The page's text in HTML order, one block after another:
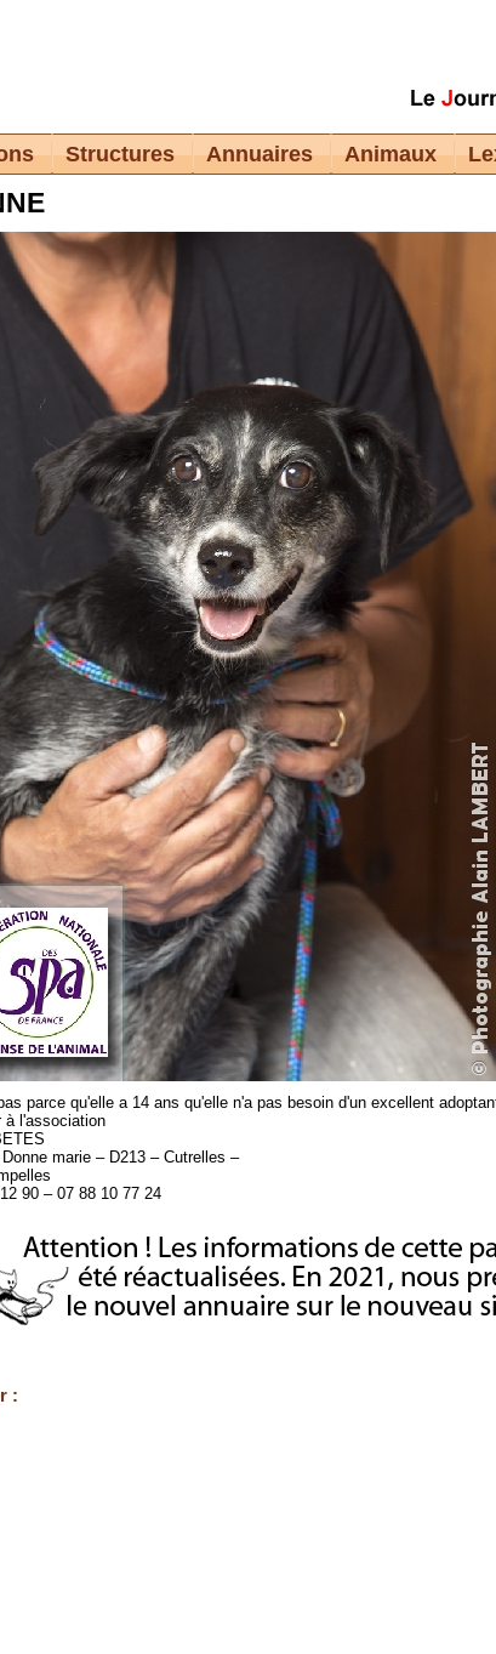
Structures Annuaires Animaux
parce qu'elle a 14 ans qu'elle n'a pas besoin d'un excellent
à l'association
Donne marie – D213 – Cutrelles –
90 – 07 88 10 77 24
: